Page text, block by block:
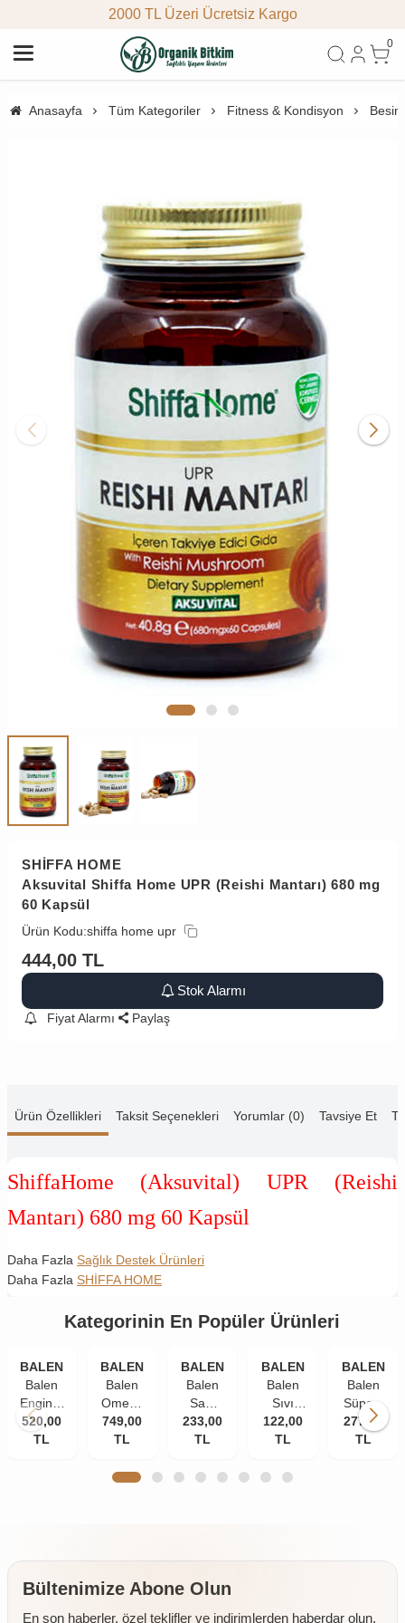
2000 TL Üzeri Ücretsiz Kargo
0
Anasayfa Tüm Kategoriler Fitness & Kondisyon Besin
SHİFFA HOME
Aksuvital Shiffa Home UPR (Reishi Mantarı) 680 mg
60 Kapsül
Ürün Kodu:shiffa home upr
444,00 TL
Stok Alarmı
Fiyat Alarmı Paylaş
Ürün Özellikleri Taksit Seçenekleri Yorumlar (0) Tavsiye Et
ShiffaHome (Aksuvital) UPR (Reishi
Mantarı) 680 mg 60 Kapsül
Daha Fazla Sağlık Destek Ürünleri
Daha Fazla SHİFFA HOME
Kategorinin En Popüler Ürünleri
BALEN
Balen
Enginar
Plus
Kapsül
520,00
TL
BALEN
Balen
Omega
3
Norveç
Yağı
749,00
TL
BALEN
Balen
Saw
Palmetto
Isırgan
Çinko
233,00
TL
BALEN
Balen
Sıvı
Propolis
Ekstraktı
122,00
TL
BALEN
Balen
Süper-
W
277,00
TL
Bültenimize Abone Olun
En son haberler, özel teklifler ve indirimlerden haberdar olun.